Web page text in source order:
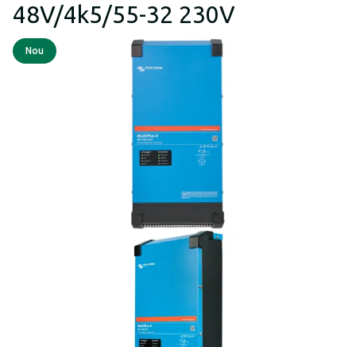
48V/4k5/55-32 230V
Nou